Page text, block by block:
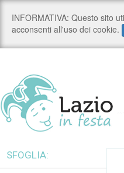
SFOGLIA: